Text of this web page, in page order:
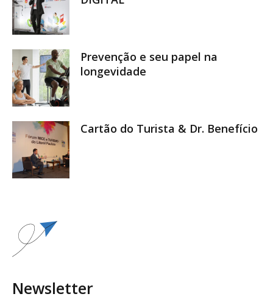
Prevenção e seu papel na
longevidade
Cartão do Turista & Dr. Benefício
Newsletter